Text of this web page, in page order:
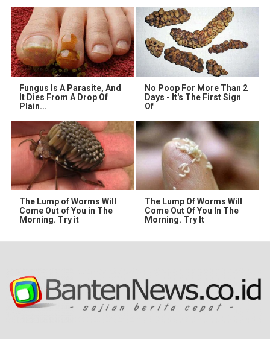
Fungus Is A Parasite, And
It Dies From A Drop Of
Plain...
No Poop For More Than 2
Days - It's The First Sign
Of
The Lump of Worms Will
Come Out of You in The
Morning. Try it
The Lump Of Worms Will
Come Out Of You In The
Morning. Try It